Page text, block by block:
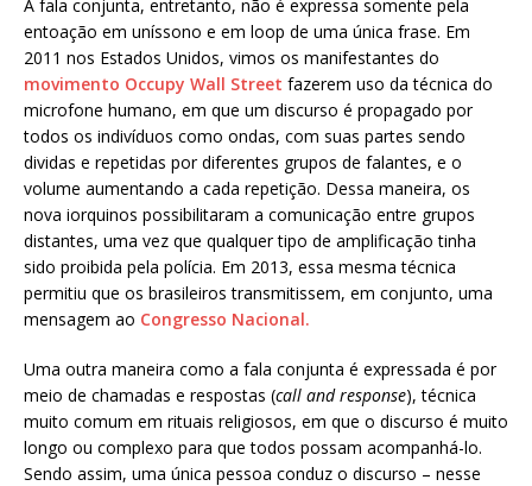
A fala conjunta, entretanto, não é expressa somente pela
entoação em uníssono e em loop de uma única frase. Em
2011 nos Estados Unidos, vimos os manifestantes do
movimento Occupy Wall Street fazerem uso da técnica do
microfone humano, em que um discurso é propagado por
todos os indivíduos como ondas, com suas partes sendo
dividas e repetidas por diferentes grupos de falantes, e o
volume aumentando a cada repetição. Dessa maneira, os
nova iorquinos possibilitaram a comunicação entre grupos
distantes, uma vez que qualquer tipo de amplificação tinha
sido proibida pela polícia. Em 2013, essa mesma técnica
permitiu que os brasileiros transmitissem, em conjunto, uma
mensagem ao Congresso Nacional.
Uma outra maneira como a fala conjunta é expressada é por
meio de chamadas e respostas (call and response), técnica
muito comum em rituais religiosos, em que o discurso é muito
longo ou complexo para que todos possam acompanhá-lo.
Sendo assim, uma única pessoa conduz o discurso – nesse